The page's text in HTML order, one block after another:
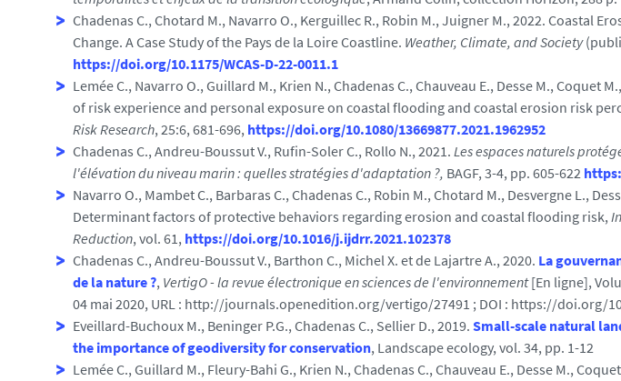
Chadenas C., Chotard M., Navarro O., Kerguillec R., Robin M., Juigner M., 2022. Coastal
Change. A Case Study of the Pays de la Loire Coastline. Weather, Climate, and Society
https://doi.org/10.1175/WCAS-D-22-0011.1
Lemée C., Navarro O., Guillard M., Krien N., Chadenas C., Chauveau E., Desse M., Coquet
of risk experience and personal exposure on coastal flooding and coastal erosion risk
Risk Research, 25:6, 681-696, https://doi.org/10.1080/13669877.2021.1962952
Chadenas C., Andreu-Boussut V., Rufin-Soler C., Rollo N., 2021. Les espaces naturels
l'élévation du niveau marin : quelles stratégies d'adaptation ?, BAGF, 3-4, pp. 605-622
Navarro O., Mambet C., Barbaras C., Chadenas C., Robin M., Chotard M., Desvergne L.,
Determinant factors of protective behaviors regarding erosion and coastal flooding risk,
Reduction, vol. 61, https://doi.org/10.1016/j.ijdrr.2021.102378
Chadenas C.,Andreu-BoussutV., Barthon C., Michel X. et de Lajartre A., 2020. La
de la nature ?, VertigO - la revue électronique en sciences de l'environnement[En ligne],
04 mai 2020, URL : http://journals.openedition.org/vertigo/27491 ; DOI : https://doi.org/
Eveillard-Buchoux M., Beninger P.G., Chadenas C., Sellier D., 2019. Small-scale natural
the importance of geodiversity for conservation, Landscape ecology, vol. 34, pp. 1-12
Lemée C., Guillard M., Fleury-Bahi G., Krien N., Chadenas C., Chauveau E., Desse M.,